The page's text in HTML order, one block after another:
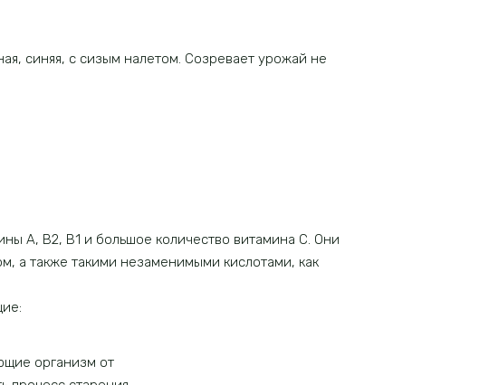
синяя, с сизым налетом. Созревает урожай не
А, В2, B1 и большое количество витамина С. Они
а также такими незаменимыми кислотами, как
организм от